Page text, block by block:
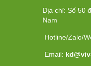
Địa chỉ: Số 50
Nam
Hotline/Zalo/
Email: